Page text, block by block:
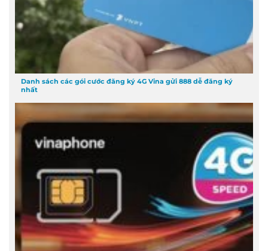
Danh sách các gói cước đăng ký 4G Vina gửi 888 dễ đăng ký
nhất